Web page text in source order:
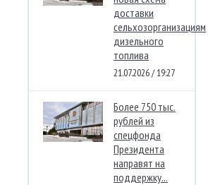
доставки
сельхозорганизациям
дизельного
топлива
21.07.2026 / 19:27
Более 750 тыс.
рублей из
спецфонда
Президента
направят на
поддержку...